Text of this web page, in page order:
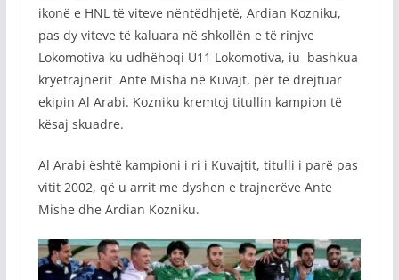
ikonë e HNL të viteve nëntëdhjetë, Ardian Kozniku,
pas dy viteve të kaluara në shkollën e të rinjve
Lokomotiva ku udhëhoqi U11 Lokomotiva, iu bashkua
kryetrajnerit Ante Misha në Kuvajt, për të drejtuar
ekipin Al Arabi. Kozniku kremtoj titullin kampion të
kësaj skuadre.
Al Arabi është kampioni i ri i Kuvajtit, titulli i parë pas
vitit 2002, që u arrit me dyshen e trajnerëve Ante
Mishe dhe Ardian Kozniku.